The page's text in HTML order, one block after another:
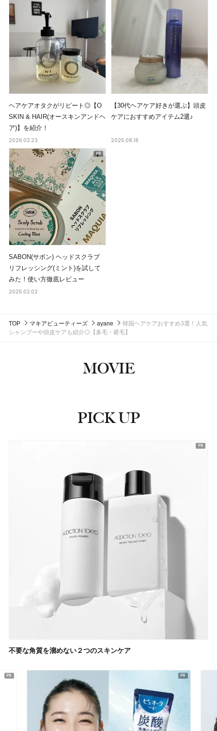
ヘアケアオタクがリピート◎【O
SKIN & HAIR(オースキンアンドヘ
ア)】を紹介！
2026.02.23
【30代ヘアケア好きが選ぶ】頭皮
ケアにおすすめアイテム2選♪
2025.08.18
SABON(サボン) ヘッドスクラブ
リフレッシング(ミント)を試して
みた！使い方徹底レビュー
2025.02.02
TOP マキアビューティーズ ayane
韓国ヘアケアおすすめ3選！人気
シャンプーや頭皮ケアも紹介◎【多毛・硬毛】
MOVIE
PICK UP
不要な角質を溜めない２つのスキンケア